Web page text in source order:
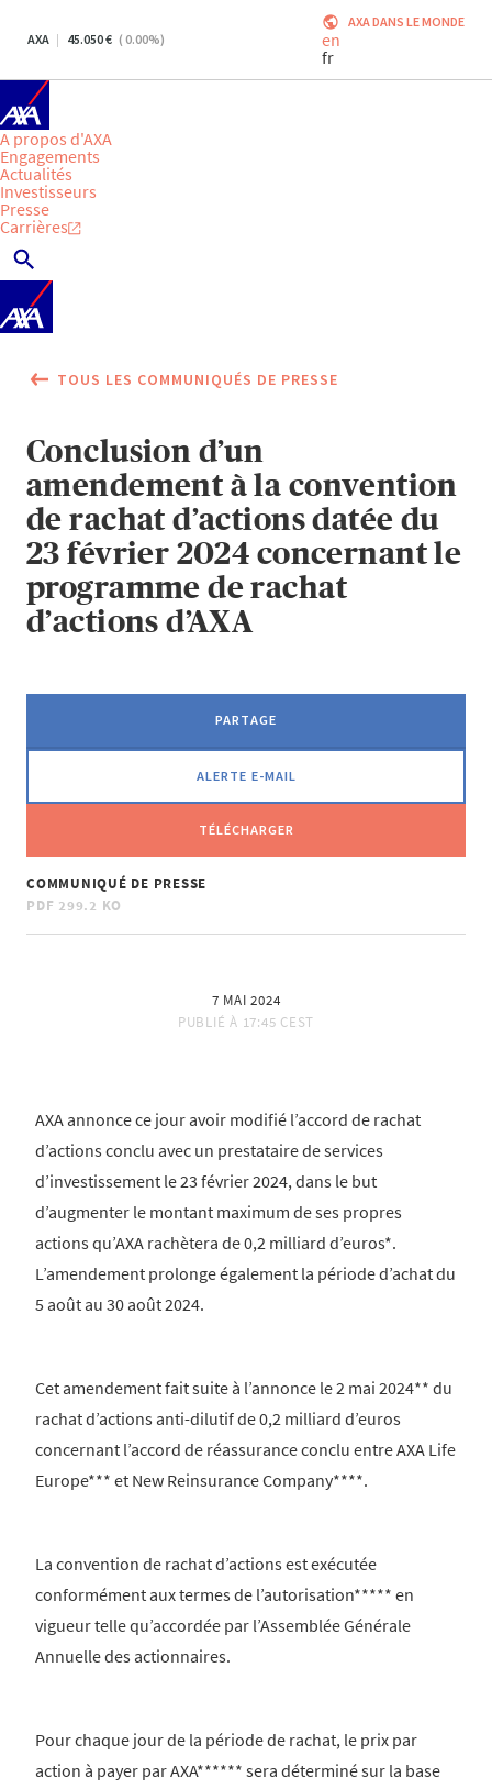
AXA 45.050 ( 0.00%)
AXA DANS LE MONDE
en
fr
A propos d'AXA
Engagements
Actualités
Investisseurs
Presse
Carrières
TOUS LES COMMUNIQUÉS DE PRESSE
Conclusion d’un
amendement à la convention
de rachat d’actions datée du
23 février 2024 concernant le
programme de rachat
d’actions d’AXA
PARTAGE
ALERTE E-MAIL
TÉLÉCHARGER
COMMUNIQUÉ DE PRESSE
PDF 299.2 KO
7 MAI 2024
PUBLIÉ À 17:45 CEST
AXA annonce ce jour avoir modifié l’accord de rachat
d’actions conclu avec un prestataire de services
d’investissement le 23 février 2024, dans le but
d’augmenter le montant maximum de ses propres
actions qu’AXA rachètera de 0,2 milliard d’euros*.
L’amendement prolonge également la période d’achat du
5 août au 30 août 2024.
Cet amendement fait suite à l’annonce le 2 mai 2024** du
rachat d’actions anti-dilutif de 0,2 milliard d’euros
concernant l’accord de réassurance conclu entre AXA Life
Europe*** et New Reinsurance Company****.
La convention de rachat d’actions est exécutée
conformément aux termes de l’autorisation***** en
vigueur telle qu’accordée par l’Assemblée Générale
Annuelle des actionnaires.
Pour chaque jour de la période de rachat, le prix par
action à payer par AXA****** sera déterminé sur la base